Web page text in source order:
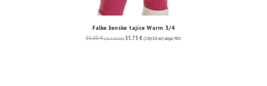
Falke ženske tajice Warm 3/4
55.00€ (414.40 kn) 35.75 € (269.36 kn) uključ. PDV